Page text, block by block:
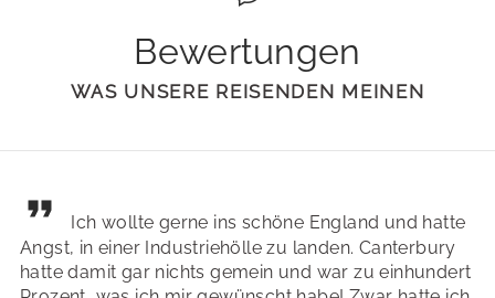
Bewertungen
WAS UNSERE REISENDEN MEINEN
Ich wollte gerne ins schöne England und hatte
Angst, in einer Industriehölle zu landen. Canterbury
hatte damit gar nichts gemein und war zu einhundert